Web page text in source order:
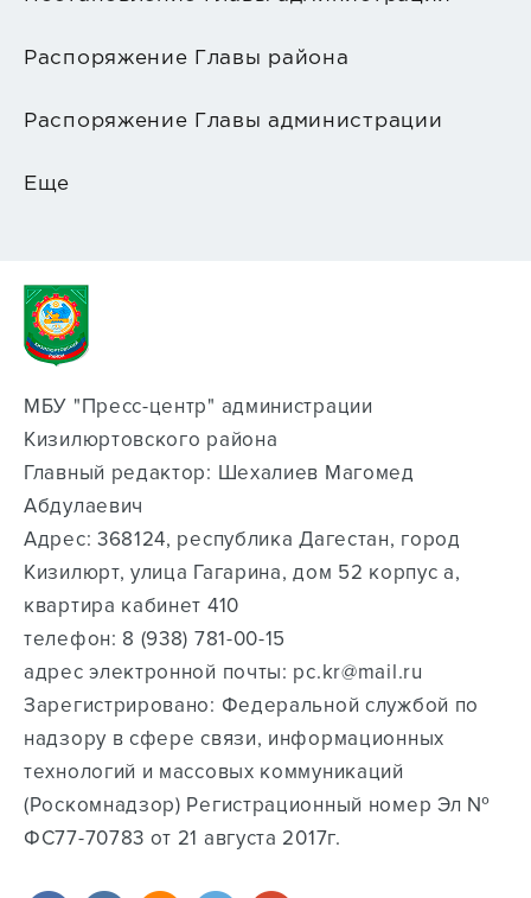
Распоряжение Главы района
Распоряжение Главы администрации
Еще
МБУ "Пресс-центр" администрации
Кизилюртовского района
Главный редактор: Шехалиев Магомед
Абдулаевич
Адрес: 368124, республика Дагестан, город
Кизилюрт, улица Гагарина, дом 52 корпус а,
квартира кабинет 410
телефон: ‭8 (938) 781-00-15‬
адрес электронной почты: pc.kr@mail.ru
Зарегистрировано: Федеральной службой по
надзору в сфере связи, информационных
технологий и массовых коммуникаций
(Роскомнадзор) Регистрационный номер Эл №
ФС77-70783 от 21 августа 2017г.